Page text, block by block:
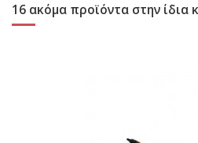
16 ακόμα προϊόντα στην ίδια